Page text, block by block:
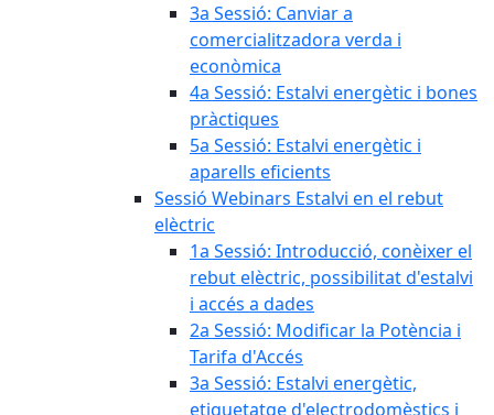
3a Sessió: Canviar a
comercialitzadora verda i
econòmica
4a Sessió: Estalvi energètic i bones
pràctiques
5a Sessió: Estalvi energètic i
aparells eficients
Sessió Webinars Estalvi en el rebut
elèctric
1a Sessió: Introducció, conèixer el
rebut elèctric, possibilitat d'estalvi
i accés a dades
2a Sessió: Modificar la Potència i
Tarifa d'Accés
3a Sessió: Estalvi energètic,
etiquetatge d'electrodomèstics i